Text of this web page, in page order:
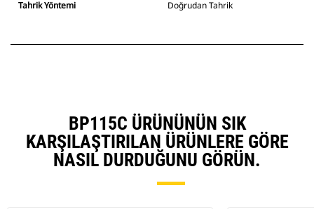
Tahrik Yöntemi Doğrudan Tahrik
BP115C ÜRÜNÜNÜN SIK
KARŞILAŞTIRILAN ÜRÜNLERE GÖRE
NASIL DURDUĞUNU GÖRÜN.